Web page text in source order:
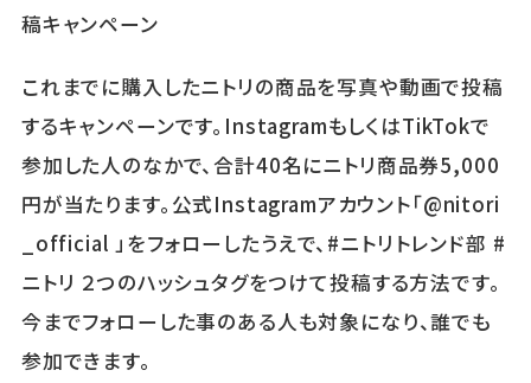
稿キャンペーン
これまでに購入したニトリの商品を写真や動画で投稿
するキャンペーンです。InstagramもしくはTikTokで
参加した人のなかで、合計40名にニトリ商品券5,000
円が当たります。公式Instagramアカウント「@nitori
_official 」をフォローしたうえで、#ニトリトレンド部 #
ニトリ ２つのハッシュタグをつけて投稿する方法です。
今までフォローした事のある人も対象になり、誰でも
参加できます。